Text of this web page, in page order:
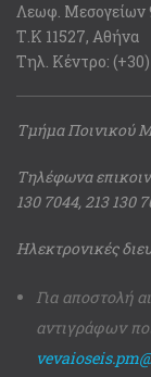
Λεωφ. Μεσογείων
Τ.Κ 11527, Αθήνα
Τηλ. Κέντρο: (+30)
Τμήμα Ποινικού
Τηλέφωνα
130 7044, 213 130
Ηλεκτρονικές
Για αποστολή
αντιγράφων